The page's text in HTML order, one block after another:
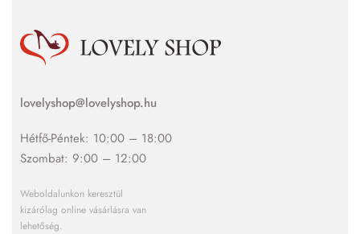
lovelyshop@lovelyshop.hu
Hétfő-Péntek: 10:00 – 18:00
Szombat: 9:00 – 12:00
Weboldalunkon keresztül
kizárólag online vásárlásra van
lehetőség.